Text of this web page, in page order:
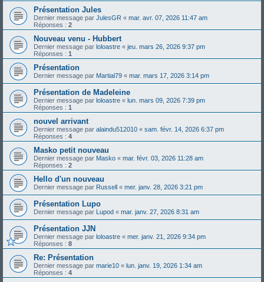
Présentation Jules
Dernier message par JulesGR « mar. avr. 07, 2026 11:47 am
Réponses : 2
Nouveau venu - Hubbert
Dernier message par loloastre « jeu. mars 26, 2026 9:37 pm
Réponses : 1
Présentation
Dernier message par Martial79 « mar. mars 17, 2026 3:14 pm
Présentation de Madeleine
Dernier message par loloastre « lun. mars 09, 2026 7:39 pm
Réponses : 1
nouvel arrivant
Dernier message par alaindu512010 « sam. févr. 14, 2026 6:37 pm
Réponses : 4
Masko petit nouveau
Dernier message par Masko « mar. févr. 03, 2026 11:28 am
Réponses : 2
Hello d'un nouveau
Dernier message par Russell « mer. janv. 28, 2026 3:21 pm
Présentation Lupo
Dernier message par Lupod « mar. janv. 27, 2026 8:31 am
Présentation JJN
Dernier message par loloastre « mer. janv. 21, 2026 9:34 pm
Réponses : 8
Re: Présentation
Dernier message par marie10 « lun. janv. 19, 2026 1:34 am
Réponses : 4